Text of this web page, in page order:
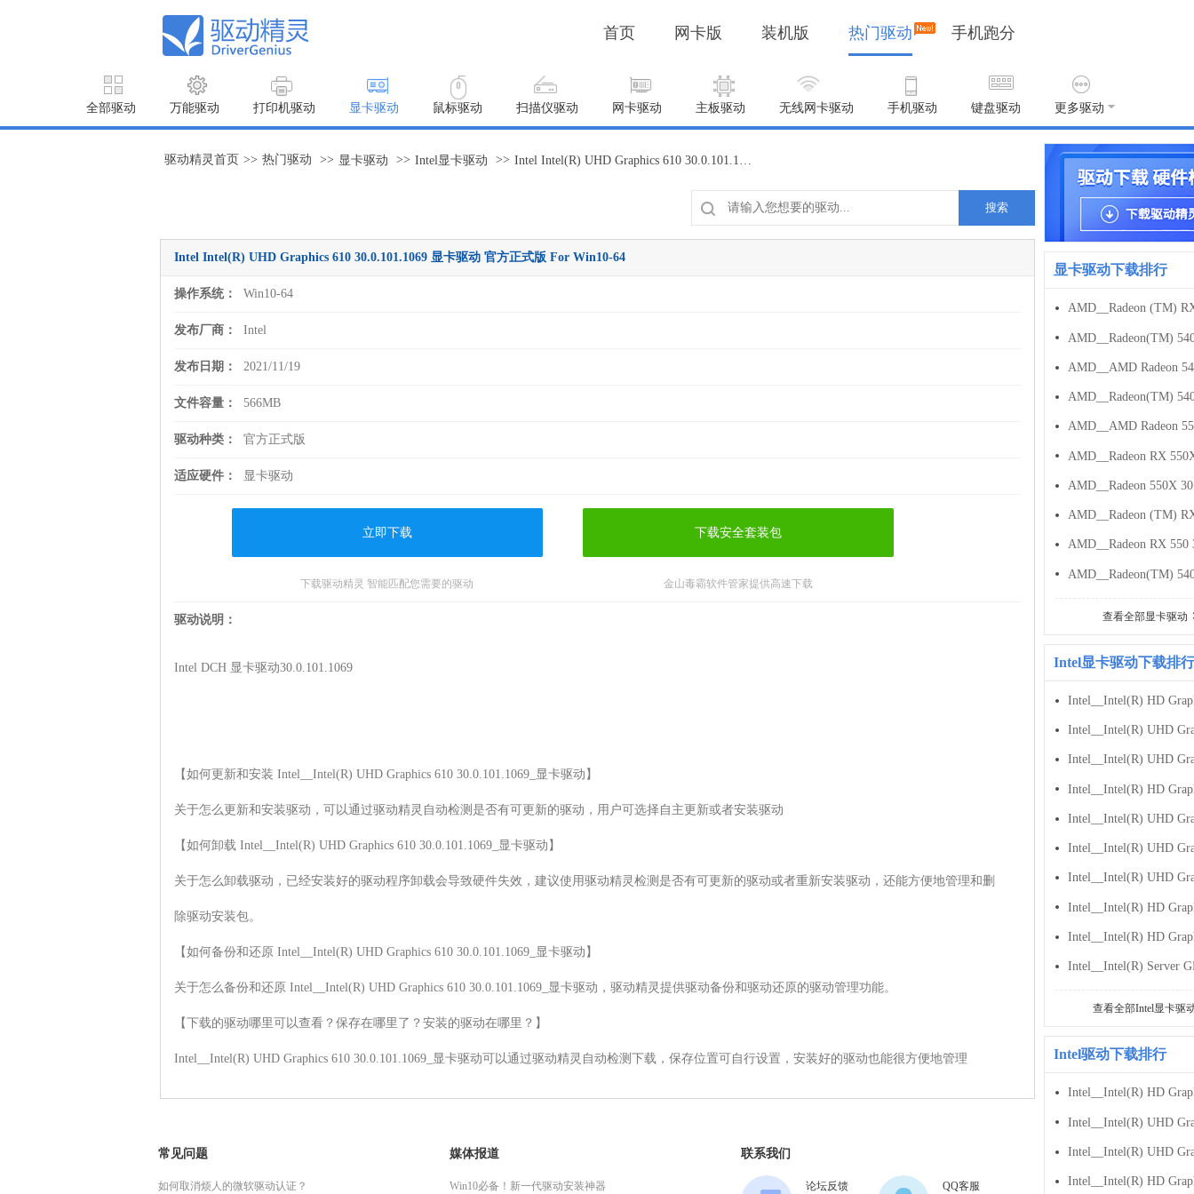
首页 网卡版 装机版 热门驱动 手机跑分
全部驱动 万能驱动 打印机驱动 显卡驱动 鼠标驱动 扫描仪驱动 网卡驱动 主板驱动 无线网卡驱动 手机驱动 键盘驱动 更多驱动
驱动精灵首页 >> 热门驱动 >> 显卡驱动 >> Intel显卡驱动 >>
搜索
Intel Intel(R) UHD Graphics 610 30.0.101.1069 显卡驱动 官方正式版 For Win10-64
操作系统： Win10-64
发布厂商： Intel
发布日期： 2021/11/19
文件容量： 566MB
驱动种类： 官方正式版
适应硬件： 显卡驱动
立即下载
下载驱动精灵 智能匹配您需要的驱动
下载安全套装包
金山毒霸软件管家提供高速下载
驱动说明：
Intel DCH 显卡驱动30.0.101.1069
【如何更新和安装 Intel__Intel(R) UHD Graphics 610 30.0.101.1069_显卡驱动】
关于怎么更新和安装驱动，可以通过驱动精灵自动检测是否有可更新的驱动，用户可选择自主更新或者安装驱动
【如何卸载 Intel__Intel(R) UHD Graphics 610 30.0.101.1069_显卡驱动】
关于怎么卸载驱动，已经安装好的驱动程序卸载会导致硬件失效，建议使用驱动精灵检测是否有可更新的驱动或者重新安装驱动，还能方便地管理和删
除驱动安装包。
【如何备份和还原 Intel__Intel(R) UHD Graphics 610 30.0.101.1069_显卡驱动】
关于怎么备份和还原 Intel__Intel(R) UHD Graphics 610 30.0.101.1069_显卡驱动，驱动精灵提供驱动备份和驱动还原的驱动管理功能。
【下载的驱动哪里可以查看？保存在哪里了？安装的驱动在哪里？】
Intel__Intel(R) UHD Graphics 610 30.0.101.1069_显卡驱动可以通过驱动精灵自动检测下载，保存位置可自行设置，安装好的驱动也能很方便地管理
显卡驱动下载排行
查看全部显卡驱动
Intel显卡驱动下载排行
查看全部Intel显卡驱
Intel驱动下载排行
常见问题
如何取消烦人的微软驱动认证？
媒体报道
Win10必备！新一代驱动安装神器
联系我们
论坛反馈 QQ客服